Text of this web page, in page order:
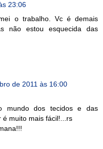
23:06
o trabalho. Vc é demais
não estou esquecida das
de 2011 às 16:00
mundo dos tecidos e das
é muito mais fácil!...rs